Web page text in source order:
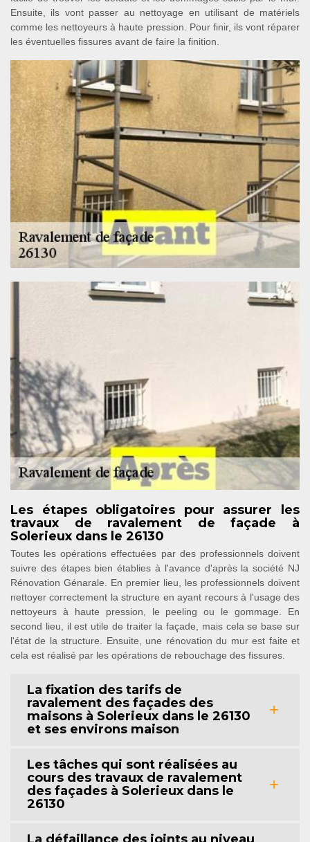
Ensuite, ils vont passer au nettoyage en utilisant de matériels
comme les nettoyeurs à haute pression. Pour finir, ils vont réparer
les éventuelles fissures avant de faire la finition.
Les étapes obligatoires pour assurer les
travaux de ravalement de façade à
Solerieux dans le 26130
Toutes les opérations effectuées par des professionnels doivent
suivre des étapes bien établies à l'avance d'après la société NJ
Rénovation Génarale. En premier lieu, les professionnels doivent
nettoyer correctement la structure en ayant recours à l'usage des
nettoyeurs à haute pression, le peeling ou le gommage. En
second lieu, il est utile de traiter la façade, mais cela se base sur
l'état de la structure. Ensuite, une rénovation du mur est faite et
cela est réalisé par les opérations de rebouchage des fissures.
La fixation des tarifs de
ravalement des façades des
maisons à Solerieux dans le 26130
et ses environs maison
Les tâches qui sont réalisées au
cours des travaux de ravalement
des façades à Solerieux dans le
26130
La défaillance des joints au niveau